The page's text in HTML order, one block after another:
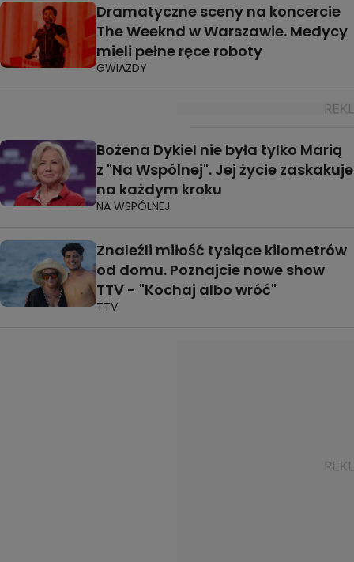
Dramatyczne sceny na koncercie
The Weeknd w Warszawie. Medycy
mieli pełne ręce roboty
GWIAZDY
Bożena Dykiel nie była tylko Marią
z "Na Wspólnej". Jej życie zaskakuje
na każdym kroku
NA WSPÓLNEJ
Znaleźli miłość tysiące kilometrów
od domu. Poznajcie nowe show
TTV - "Kochaj albo wróć"
TTV